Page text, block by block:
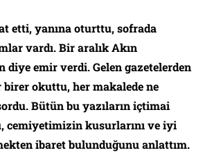
etti, yanına oturttu, sofrada
vardı. Bir aralık Akın
diye emir verdi. Gelen gazetelerden
okuttu, her makalede ne
Bütün bu yazıların içtimai
cemiyetimizin kusurlarını ve iyi
ibaret bulunduğunu anlattım.